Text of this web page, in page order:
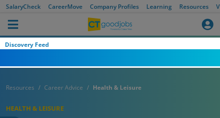
SalaryCheck CareerMove Company Profiles Learning Resources
Discovery Feed
Resources Career Advice Health & Leisure
HEALTH & LEISURE